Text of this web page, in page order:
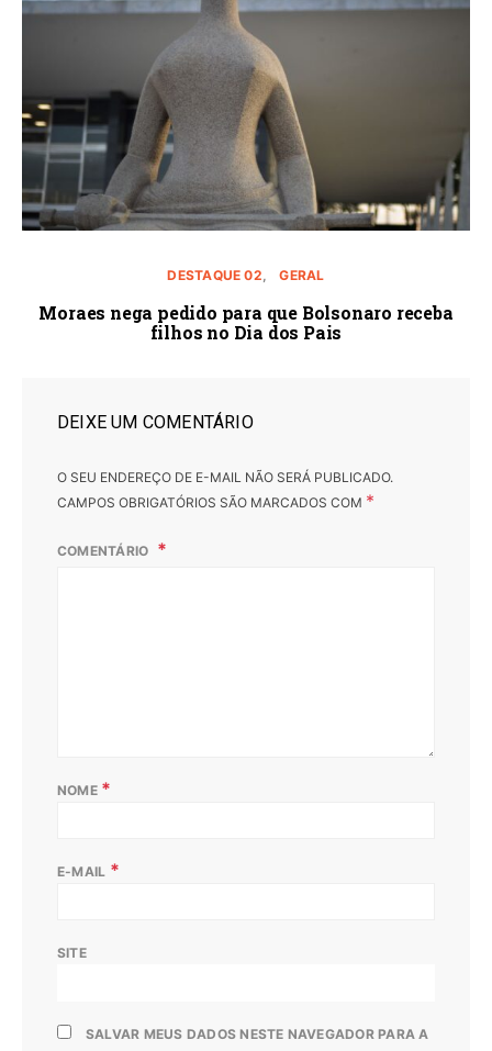
DESTAQUE 02 GERAL
Moraes nega pedido para que Bolsonaro receba
filhos no Dia dos Pais
DEIXE UM COMENTÁRIO
O SEU ENDEREÇO DE E-MAIL NÃO SERÁ PUBLICADO.
CAMPOS OBRIGATÓRIOS SÃO MARCADOS COM *
COMENTÁRIO
NOME *
E-MAIL *
SITE
SALVAR MEUS DADOS NESTE NAVEGADOR PARA A